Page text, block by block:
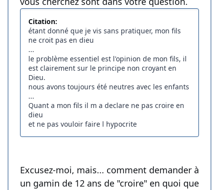
Citation:
étant donné que je vis sans pratiquer, mon fils
ne croit pas en dieu
...
le problème essentiel est l'opinion de mon fils, il
est clairement sur le principe non croyant en
Dieu.
nous avons toujours été neutres avec les enfants
...
Quant a mon fils il m a declare ne pas croire en
dieu
et ne pas vouloir faire l hypocrite
Excusez-moi, mais... comment demander à
un gamin de 12 ans de "croire" en quoi que